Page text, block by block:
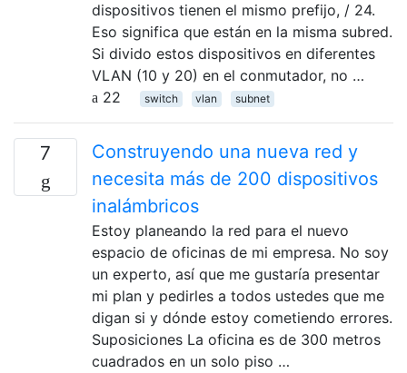
dispositivos tienen el mismo prefijo, / 24.
Eso significa que están en la misma subred.
Si divido estos dispositivos en diferentes
VLAN (10 y 20) en el conmutador, no …
22
switch vlan subnet
7
Construyendo una nueva red y
necesita más de 200 dispositivos
inalámbricos
Estoy planeando la red para el nuevo
espacio de oficinas de mi empresa. No soy
un experto, así que me gustaría presentar
mi plan y pedirles a todos ustedes que me
digan si y dónde estoy cometiendo errores.
Suposiciones La oficina es de 300 metros
cuadrados en un solo piso …